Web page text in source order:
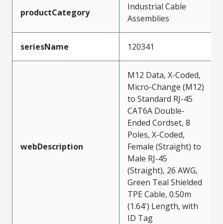
productCategory
Industrial Cable
Assemblies
seriesName 120341
webDescription
M12 Data, X-Coded,
Micro-Change (M12)
to Standard RJ-45
CAT6A Double-
Ended Cordset, 8
Poles, X-Coded,
Female (Straight) to
Male RJ-45
(Straight), 26 AWG,
Green Teal Shielded
TPE Cable, 0.50m
(1.64') Length, with
ID Tag